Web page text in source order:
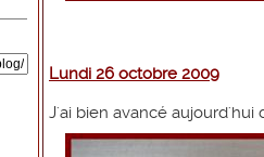
Lundi 26 octobre 2009
J'ai bien avancé aujourd'hui